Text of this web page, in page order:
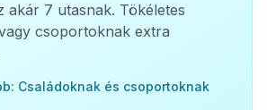
akár 7 utasnak. Tökéletes
csoportoknak extra
Családoknak és csoportoknak